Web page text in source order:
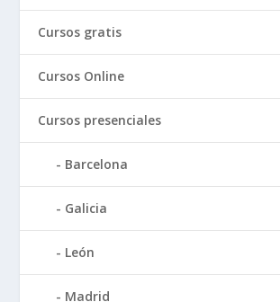
Cursos gratis
Cursos Online
Cursos presenciales
Barcelona
Galicia
León
Madrid